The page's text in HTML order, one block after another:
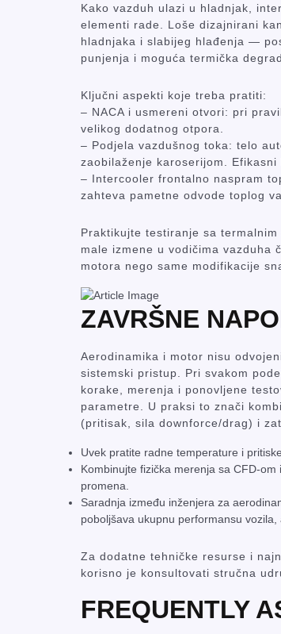
Kako vazduh ulazi u hladnjak,
elementi rade. Loše dizajnirani
hladnjaka i slabijeg hlađenja —
punjenja i moguća termička
Ključni aspekti koje treba pratiti:
– NACA i usmereni otvori: pri
velikog dodatnog otpora.
– Podjela vazdušnog toka: telo
zaobilaženje karoserijom.
– Intercooler frontalno naspram
zahteva pametne odvode toplog
Praktikujte testiranje sa
male izmene u vodičima vazduha
motora nego same modifikacije
ZAVRŠNE
Aerodinamika i motor nisu
sistemski pristup. Pri svakom
korake, merenja i ponovljene
parametre. U praksi to znači
(pritisak, sila downforce/drag) i
Uvek pratite radne temperature i
Kombinujte fizička merenja sa CFD-
promena.
Saradnja između inženjera za
poboljšava ukupnu performansu
Za dodatne tehničke resurse i
korisno je konsultovati stručna
FREQUENTLY